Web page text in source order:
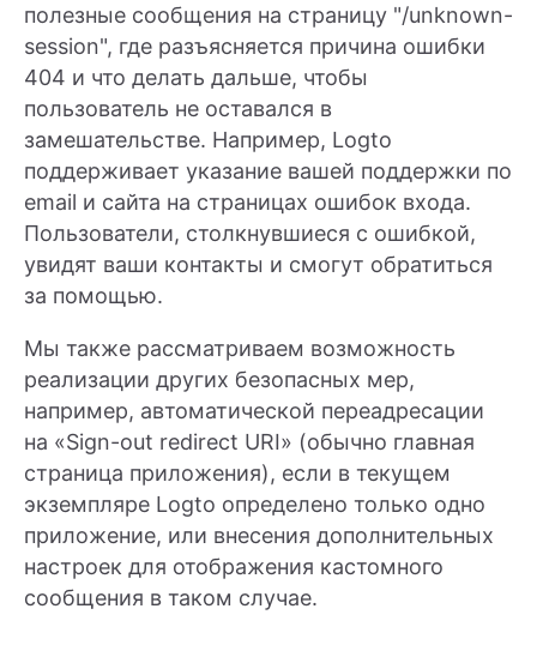
полезные сообщения на страницу "/unknown-
session", где разъясняется причина ошибки
404 и что делать дальше, чтобы
пользователь не оставался в
замешательстве. Например, Logto
поддерживает указание вашей поддержки по
email и сайта на страницах ошибок входа.
Пользователи, столкнувшиеся с ошибкой,
увидят ваши контакты и смогут обратиться
за помощью.
Мы также рассматриваем возможность
реализации других безопасных мер,
например, автоматической переадресации
на «Sign-out redirect URI» (обычно главная
страница приложения), если в текущем
экземпляре Logto определено только одно
приложение, или внесения дополнительных
настроек для отображения кастомного
сообщения в таком случае.